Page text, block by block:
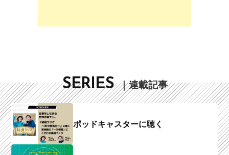
SERIES ｜連載記事
ポッドキャスターに聴く